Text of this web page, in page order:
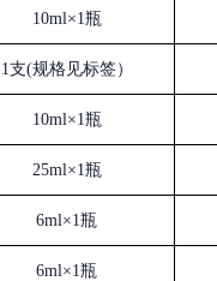
10ml×1瓶
1支(规格见标签）
10ml×1瓶
25ml×1瓶
6ml×1瓶
6ml×1瓶